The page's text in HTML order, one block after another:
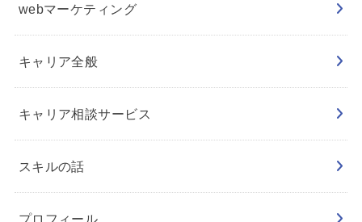
webマーケティング
キャリア全般
キャリア相談サービス
スキルの話
プロフィール